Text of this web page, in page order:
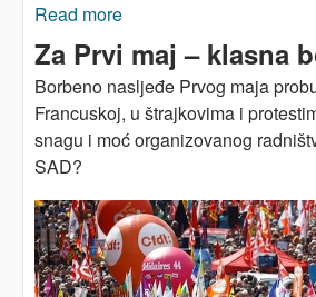
Read more
štrajk i – pobijedili!
Za Prvi maj – klasna
Borbeno nasljeđe Prvog maja
Francuskoj, u štrajkovima i
snagu i moć organizovanog
SAD?